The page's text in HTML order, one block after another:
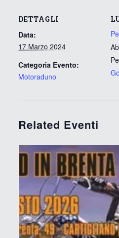
DETTAGLI
Data:
17 Marzo 2024
Categoria Evento:
Motoraduno
Related Eventi